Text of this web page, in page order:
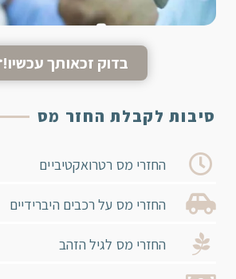
בדוק זכאותך עכשיו!
סיבות לקבלת החזר מס
החזרי מס רטרואקטיביים
החזרי מס על רכבים היברידיים
החזרי מס לגיל הזהב